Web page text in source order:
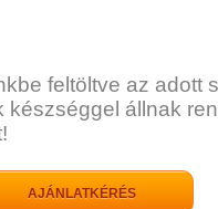
feltöltve az adott
készséggel állnak
AJÁNLATKÉRÉS